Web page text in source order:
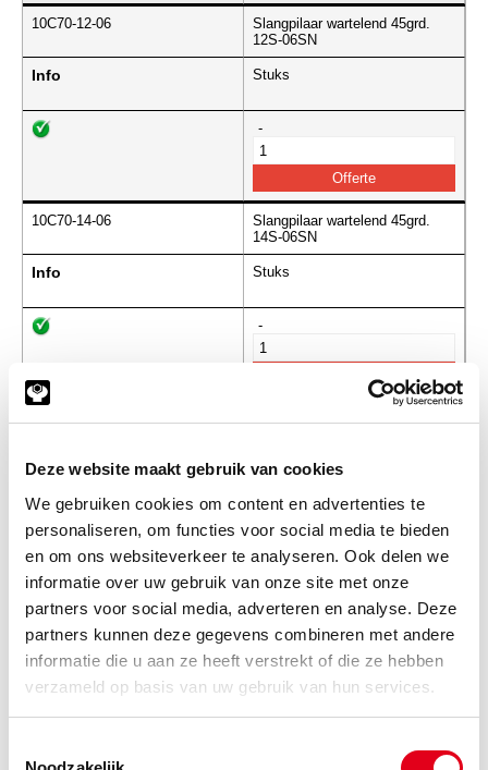
Deze website maakt gebruik van cookies
We gebruiken cookies om content en advertenties te
personaliseren, om functies voor social media te bieden
en om ons websiteverkeer te analyseren. Ook delen we
informatie over uw gebruik van onze site met onze
partners voor social media, adverteren en analyse. Deze
partners kunnen deze gegevens combineren met andere
informatie die u aan ze heeft verstrekt of die ze hebben
verzameld op basis van uw gebruik van hun services.
10C70-12-06
Slangpilaar wartelend 45grd.
12S-06SN
Info Stuks
-
10C70-14-06
Slangpilaar wartelend 45grd.
14S-06SN
Info Stuks
-
Info Stuks
10C70-20-10
Slangpilaar wartelend 45grd.
20S-10SN
Info Stuks
-